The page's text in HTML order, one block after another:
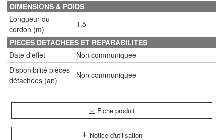
DIMENSIONS & POIDS
Longueur du
cordon (m)
1.5
PIECES DETACHEES ET REPARABILITES
Date d'effet
Non communiquee
Disponibilité pièces
détachées (an)
Non communiquee
Fiche produit
Notice d'utilisation